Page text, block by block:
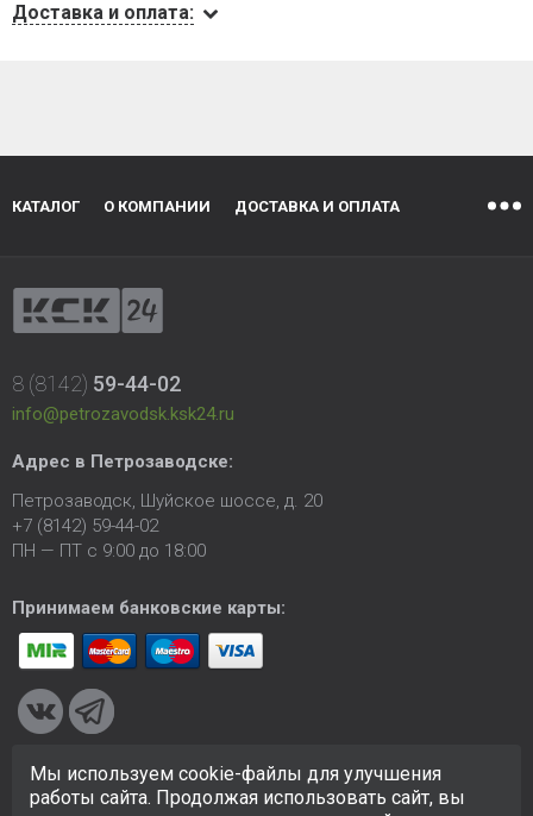
Доставка и оплата:
КАТАЛОГ О КОМПАНИИ ДОСТАВКА И ОПЛАТА
8 (8142) 59-44-02
info@petrozavodsk.ksk24.ru
Адрес в Петрозаводске:
Петрозаводск, Шуйское шоссе, д. 20
+7 (8142) 59-44-02
ПН — ПТ с 9:00 до 18:00
Принимаем банковские карты:
© 2005-2026 ООО «КСК». Сайтhttps://petrozavodsk.ksk24.ru
создан исключительно в информационных целях и любая
Мы используем cookie-файлы для улучшения
работы сайта. Продолжая использовать сайт, вы